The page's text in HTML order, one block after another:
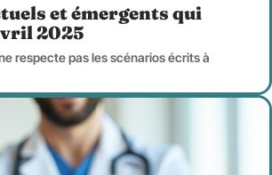
et émergents qui
2025
respecte pas les scénarios écrits à